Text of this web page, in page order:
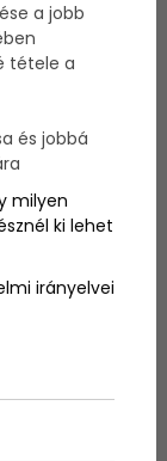
ahogy
a
a jobb
tétele a
és jobbá
milyen
ki lehet
irányelvei